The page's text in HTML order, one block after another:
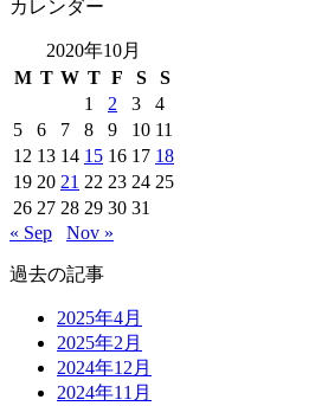
カレンダー
2020年10月
M T W T F S
S
1
2 3
4
5
6 7 8 9 10 11
12 13 14 15 16 17 18
19 20 21 22 23 24 25
26 27 28 29 30 31
« Sep
Nov »
過去の記事
2025年4月
2025年2月
2024年12月
2024年11月